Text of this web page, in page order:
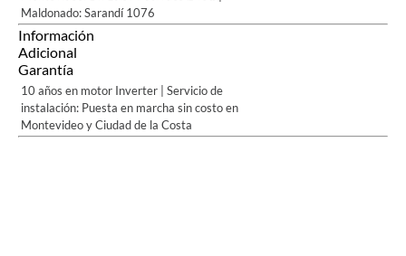
Maldonado: Sarandí 1076
Información
Adicional
Garantía
10 años en motor Inverter | Servicio de
instalación: Puesta en marcha sin costo en
Montevideo y Ciudad de la Costa